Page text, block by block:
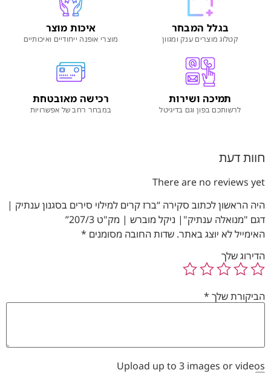
בגלל המבחר
קטלוג מוצרים ענק ומגוון
איכות מוצר
מוצרי אופנה ייחודיים ואיכותיים
תמיכה ושירות
לרשותכם בפון וגם בדיגיטל
רכישה מאובטחת
במבחר רחב של אפשרויות
חוות דעת
There are no reviews yet
היה הראשון לכתוב סקירה “ברז קרים למילוי סירים בסגנון ענתיק |
דגם "מנואלה ענתיק"| ניקל מוברש | מק"ט 207/3”
האימייל לא יוצג באתר. שדות החובה מסומנים *
הדירוג שלך
הביקורת שלך *
Upload up to 3 images or videos